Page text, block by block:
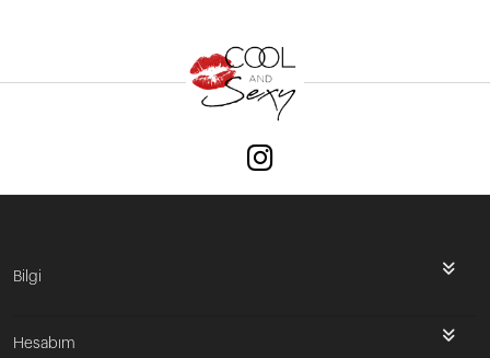
Bilgi
Hesabım